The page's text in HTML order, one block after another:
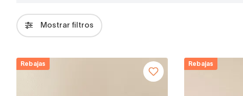
Mostrar filtros
Rebajas Rebajas